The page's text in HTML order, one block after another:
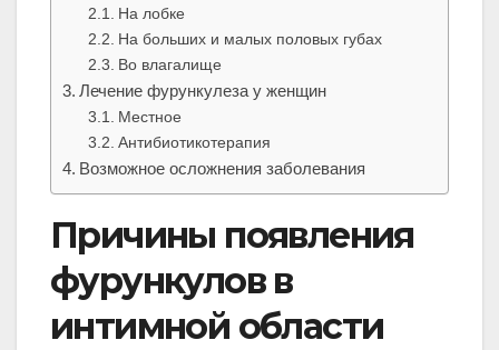
На лобке
На больших и малых половых губах
Во влагалище
Лечение фурункулеза у женщин
Местное
Антибиотикотерапия
Возможное осложнения заболевания
Причины появления
фурункулов в
интимной области